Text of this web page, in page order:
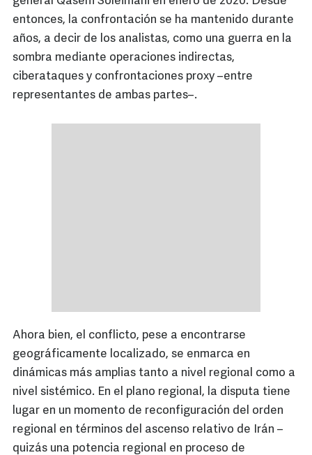
entonces, la confrontación se ha mantenido durante
años, a decir de los analistas, como una guerra en la
sombra mediante operaciones indirectas,
ciberataques y confrontaciones proxy –entre
representantes de ambas partes–.
Ahora bien, el conflicto, pese a encontrarse
geográficamente localizado, se enmarca en
dinámicas más amplias tanto a nivel regional como a
nivel sistémico. En el plano regional, la disputa tiene
lugar en un momento de reconfiguración del orden
regional en términos del ascenso relativo de Irán –
quizás una potencia regional en proceso de